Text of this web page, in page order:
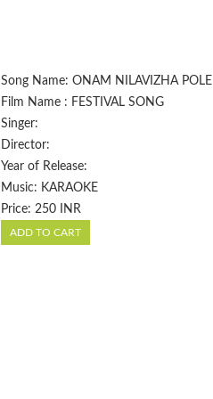
Song Name: ONAM NILAVIZHA POLE
Film Name : FESTIVAL SONG
Singer:
Director:
Year of Release:
Music: KARAOKE
Price: 250 INR